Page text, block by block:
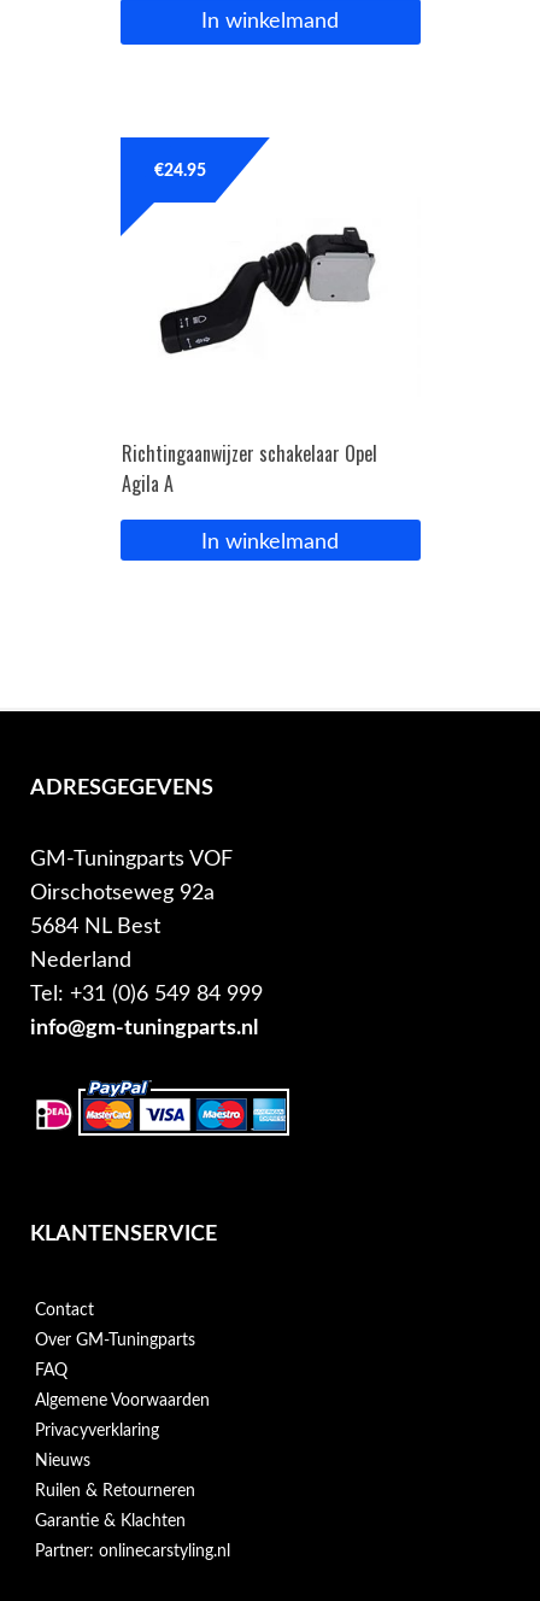
In winkelmand
Richtingaanwijzer schakelaar Opel
Agila A
€24.95
In winkelmand
ADRESGEGEVENS
GM-Tuningparts VOF
Oirschotseweg 92a
5684 NL Best
Nederland
Tel: +31 (0)6 549 84 999
info@gm-tuningparts.nl
KLANTENSERVICE
Contact
Over GM-Tuningparts
FAQ
Algemene Voorwaarden
Privacyverklaring
Nieuws
Ruilen & Retourneren
Garantie & Klachten
Partner: onlinecarstyling.nl